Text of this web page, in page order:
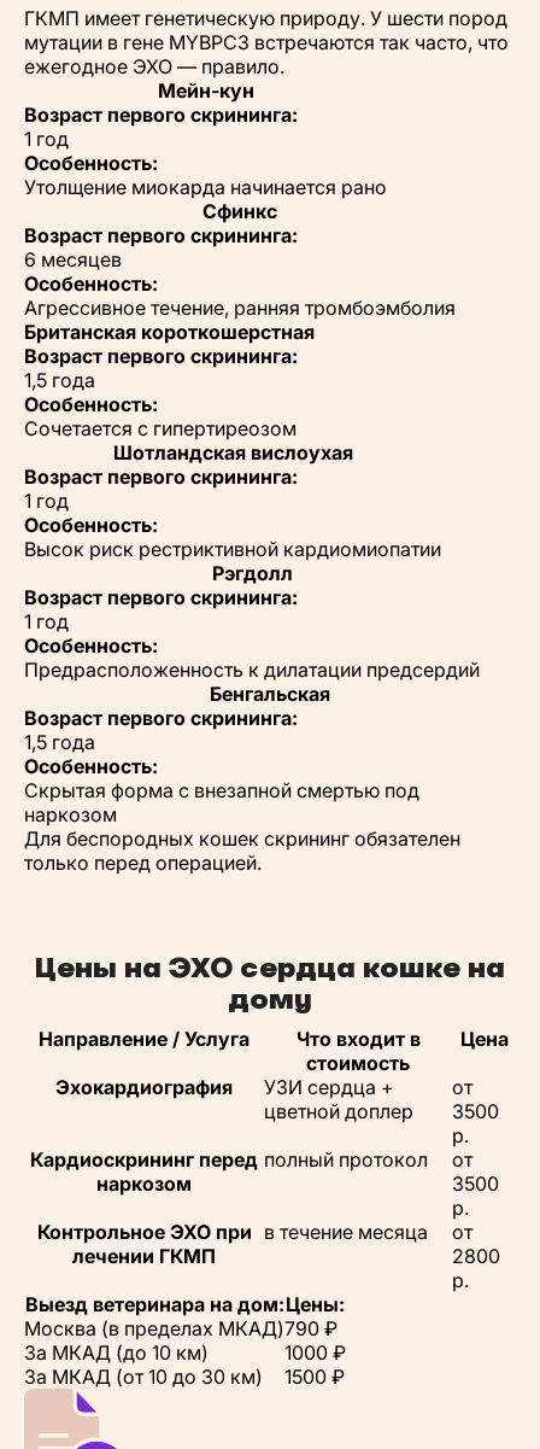
ГКМП имеет генетическую природу. У шести пород
мутации в гене MYBPC3 встречаются так часто, что
ежегодное ЭХО — правило.
Мейн-кун
Возраст первого скрининга:
1 год
Особенность:
Утолщение миокарда начинается рано
Сфинкс
Возраст первого скрининга:
6 месяцев
Особенность:
Агрессивное течение, ранняя тромбоэмболия
Британская короткошерстная
Возраст первого скрининга:
1,5 года
Особенность:
Сочетается с гипертиреозом
Шотландская вислоухая
Возраст первого скрининга:
1 год
Особенность:
Высок риск рестриктивной кардиомиопатии
Рэгдолл
Возраст первого скрининга:
1 год
Особенность:
Предрасположенность к дилатации предсердий
Бенгальская
Возраст первого скрининга:
1,5 года
Особенность:
Скрытая форма с внезапной смертью под
наркозом
Для беспородных кошек скрининг обязателен
только перед операцией.
Цены на ЭХО сердца кошке на
дому
Направление / Услуга
Что входит в
стоимость
Цена
Эхокардиография
УЗИ сердца +
цветной доплер
от
3500
р.
Кардиоскрининг перед
наркозом
полный протокол
от
3500
р.
Контрольное ЭХО при
лечении ГКМП
в течение месяца
от
2800
р.
Выезд ветеринара на дом:Цены:
Москва (в пределах МКАД)790 ₽
За МКАД (до 10 км)
1000 ₽
За МКАД (от 10 до 30 км)
1500 ₽